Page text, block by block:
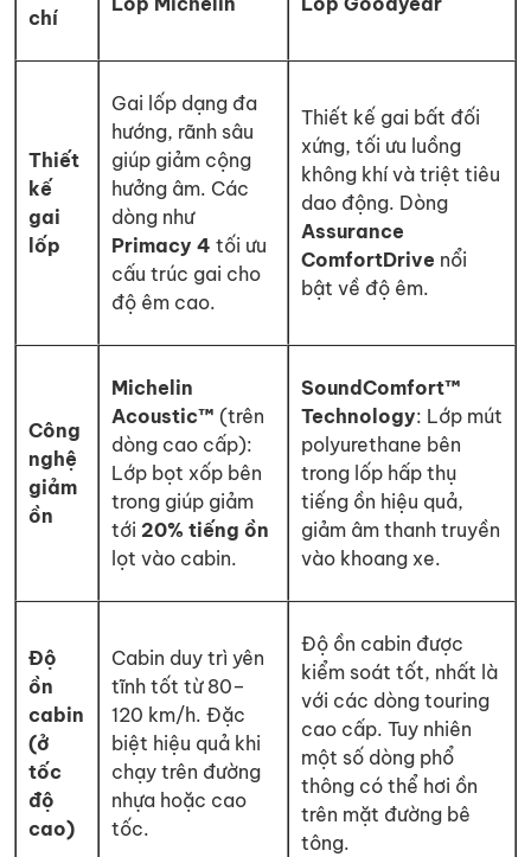
chí
Thiết
kế
gai
lốp
Gai lốp dạng đa
hướng, rãnh sâu
giúp giảm cộng
hưởng âm. Các
dòng như
Primacy 4 tối ưu
cấu trúc gai cho
độ êm cao.
Thiết kế gai bất đối
xứng, tối ưu luồng
không khí và triệt tiêu
dao động. Dòng
Assurance
ComfortDrive nổi
bật về độ êm.
Công
nghệ
giảm
ồn
Michelin
Acoustic™ (trên
dòng cao cấp):
Lớp bọt xốp bên
trong giúp giảm
tới 20% tiếng ồn
lọt vào cabin.
SoundComfort™
Technology: Lớp mút
polyurethane bên
trong lốp hấp thụ
tiếng ồn hiệu quả,
giảm âm thanh truyền
vào khoang xe.
Độ
ồn
cabin
(ở
tốc
độ
cao)
Cabin duy trì yên
tĩnh tốt từ 80–
120 km/h. Đặc
biệt hiệu quả khi
chạy trên đường
nhựa hoặc cao
tốc.
Độ ồn cabin được
kiểm soát tốt, nhất là
với các dòng touring
cao cấp. Tuy nhiên
một số dòng phổ
thông có thể hơi ồn
trên mặt đường bê
tông.